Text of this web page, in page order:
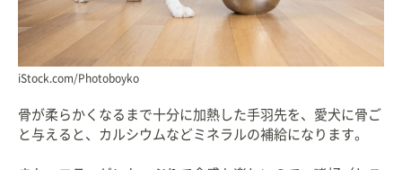
iStock.com/Photoboyko
骨が柔らかくなるまで十分に加熱した手羽先を、愛犬に骨ご
と与えると、カルシウムなどミネラルの補給になります。